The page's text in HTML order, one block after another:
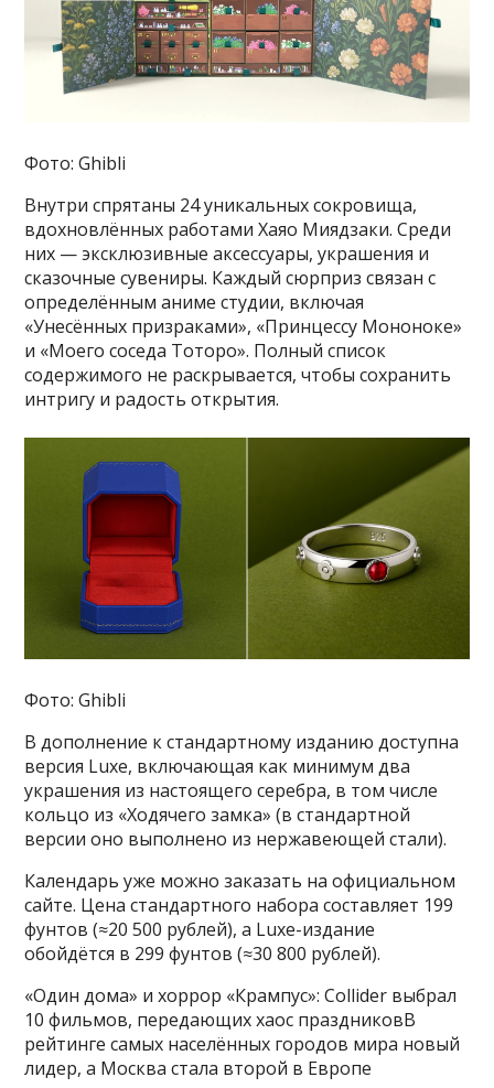
Фото: Ghibli
Внутри спрятаны 24 уникальных сокровища,
вдохновлённых работами Хаяо Миядзаки. Среди
них — эксклюзивные аксессуары, украшения и
сказочные сувениры. Каждый сюрприз связан с
определённым аниме студии, включая
«Унесённых призраками», «Принцессу Мононоке»
и «Моего соседа Тоторо». Полный список
содержимого не раскрывается, чтобы сохранить
интригу и радость открытия.
Фото: Ghibli
В дополнение к стандартному изданию доступна
версия Luxe, включающая как минимум два
украшения из настоящего серебра, в том числе
кольцо из «Ходячего замка» (в стандартной
версии оно выполнено из нержавеющей стали).
Календарь уже можно заказать на официальном
сайте. Цена стандартного набора составляет 199
фунтов (≈20 500 рублей), а Luxe-издание
обойдётся в 299 фунтов (≈30 800 рублей).
«Один дома» и хоррор «Крампус»: Collider выбрал
10 фильмов, передающих хаос праздниковВ
рейтинге самых населённых городов мира новый
лидер, а Москва стала второй в Европе